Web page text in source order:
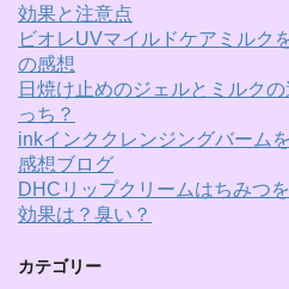
効果と注意点
ビオレUVマイルドケアミルク
の感想
日焼け止めのジェルとミルク
っち？
inkインククレンジングバーム
感想ブログ
DHCリップクリームはちみつ
効果は？臭い？
カテゴリー